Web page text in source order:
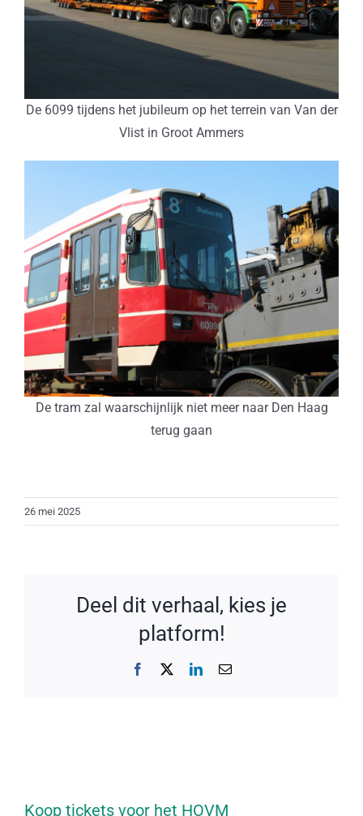
De 6099 tijdens het jubileum op het terrein van Van der
Vlist in Groot Ammers
De tram zal waarschijnlijk niet meer naar Den Haag
terug gaan
26 mei 2025
Deel dit verhaal, kies je
platform!
Facebook LinkedIn
E-
Koop tickets voor het HOVM